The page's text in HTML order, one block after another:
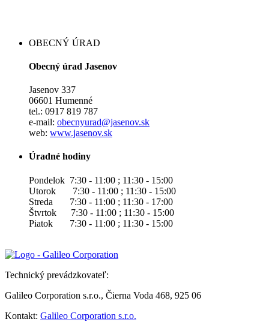
OBECNÝ ÚRAD
Obecný úrad Jasenov
Jasenov 337
06601 Humenné
tel.: 0917 819 787
e-mail: obecnyurad@jasenov.sk
web: www.jasenov.sk
Úradné hodiny
Pondelok 7:30 - 11:00 ; 11:30 - 15:00
Utorok 7:30 - 11:00 ; 11:30 - 15:00
Streda 7:30 - 11:00 ; 11:30 - 17:00
Štvrtok 7:30 - 11:00 ; 11:30 - 15:00
Piatok 7:30 - 11:00 ; 11:30 - 15:00
Technický prevádzkovateľ:
Galileo Corporation s.r.o., Čierna Voda 468, 925 06
Kontakt: Galileo Corporation s.r.o.